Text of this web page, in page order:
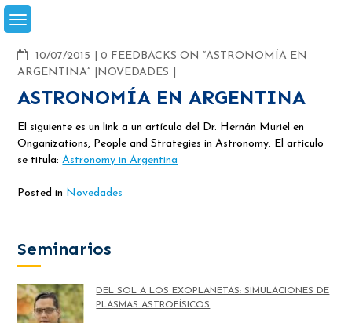
Skip
to
10/07/2015
COMMENTS
0 FEEDBACKS ON “ASTRONOMÍA EN
ARGENTINA”
NOVEDADES
ASTRONOMÍA EN ARGENTINA
El siguiente es un link a un artículo del Dr. Hernán Muriel en
Onganizations, People and Strategies in Astronomy. El artículo
se titula:Astronomy in Argentina
Posted in Novedades
Seminarios
DEL SOL A LOS EXOPLANETAS: SIMULACIONES DE
PLASMAS ASTROFÍSICOS